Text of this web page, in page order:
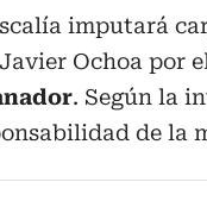
imputará
Ochoa por
. Según la
de la